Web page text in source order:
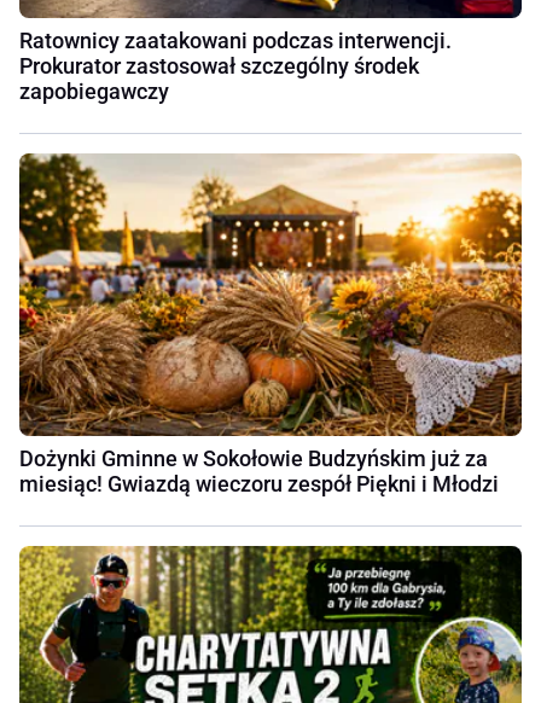
Ratownicy zaatakowani podczas interwencji.
Prokurator zastosował szczególny środek
zapobiegawczy
Dożynki Gminne w Sokołowie Budzyńskim już za
miesiąc! Gwiazdą wieczoru zespół Piękni i Młodzi